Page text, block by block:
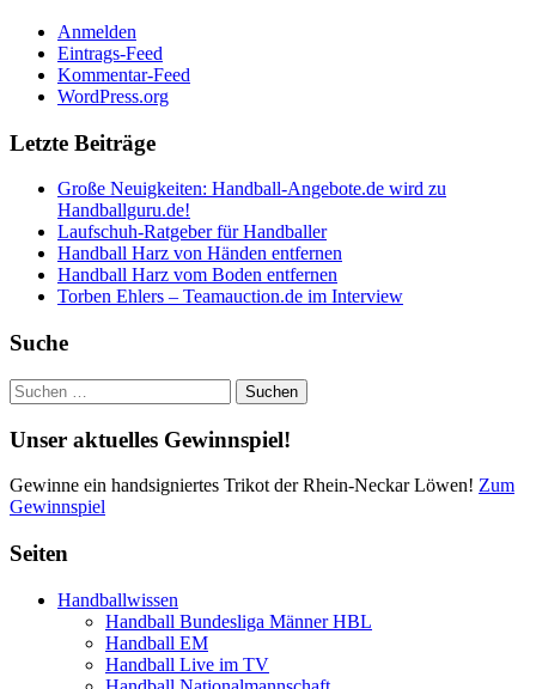
Anmelden
Eintrags-Feed
Kommentar-Feed
WordPress.org
Letzte Beiträge
Große Neuigkeiten: Handball-Angebote.de wird zu
Handballguru.de!
Laufschuh-Ratgeber für Handballer
Handball Harz von Händen entfernen
Handball Harz vom Boden entfernen
Torben Ehlers – Teamauction.de im Interview
Suche
Suchen
nach:
Unser aktuelles Gewinnspiel!
Gewinne ein handsigniertes Trikot der Rhein-Neckar Löwen! Zum
Gewinnspiel
Seiten
Handballwissen
Handball Bundesliga Männer HBL
Handball EM
Handball Live im TV